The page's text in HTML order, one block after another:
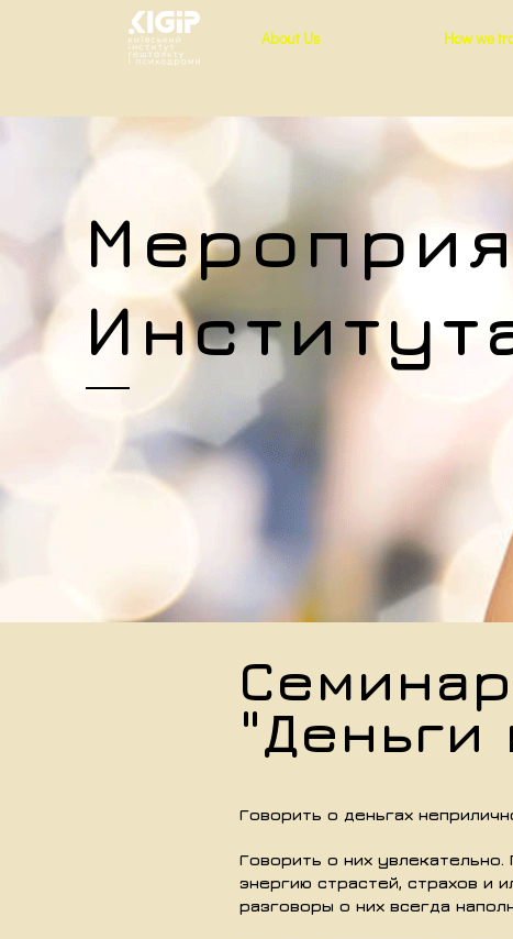
About Us How we
"Деньги
Говорить о деньгах
Говорить о них
энергию страстей, страхов и
разговоры о них всегда